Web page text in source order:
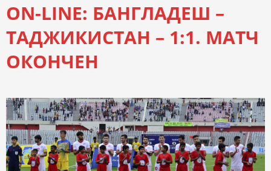
ON-LINE: БАНГЛАДЕШ –
ТАДЖИКИСТАН – 1:1. МАТЧ
ОКОНЧЕН